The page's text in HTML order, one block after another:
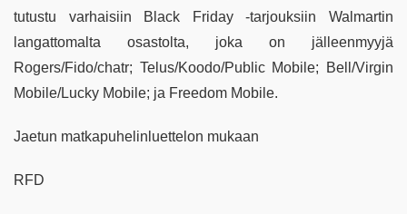
tutustu varhaisiin Black Friday -tarjouksiin Walmartin
langattomalta osastolta, joka on jälleenmyyjä
Rogers/Fido/chatr; Telus/Koodo/Public Mobile; Bell/Virgin
Mobile/Lucky Mobile; ja Freedom Mobile.
Jaetun matkapuhelinluettelon mukaan
RFD